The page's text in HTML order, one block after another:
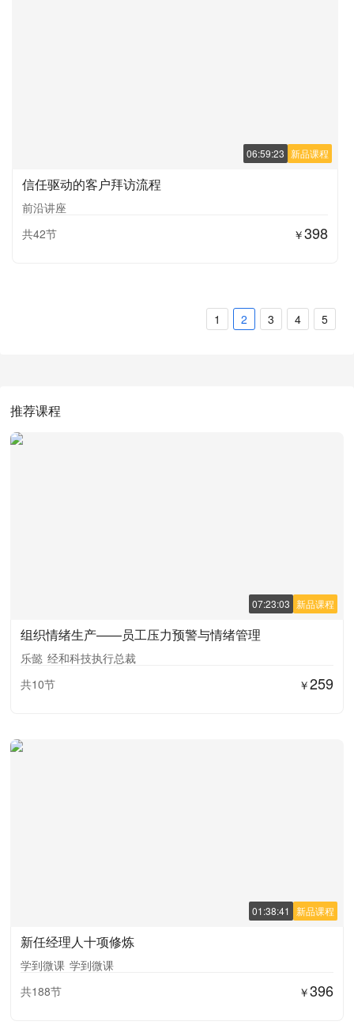
新品课程
06:59:23
信任驱动的客户拜访流程
前沿讲座
共42节
￥398
1 2 3 4 5
推荐课程
新品课程
07:23:03
组织情绪生产——员工压力预警与情绪管理
乐懿 经和科技执行总裁
共10节
￥259
新品课程
01:38:41
新任经理人十项修炼
学到微课 学到微课
共188节
￥396